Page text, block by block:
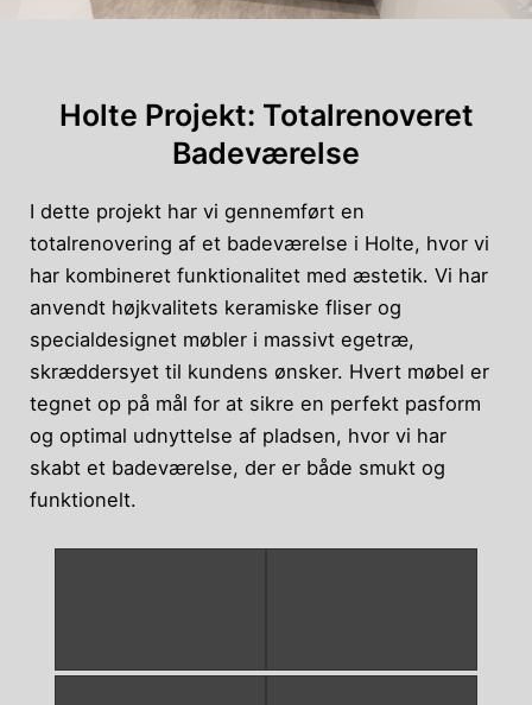
Holte Projekt: Totalrenoveret
Badeværelse
I dette projekt har vi gennemført en
totalrenovering af et badeværelse i Holte, hvor vi
har kombineret funktionalitet med æstetik. Vi har
anvendt højkvalitets keramiske fliser og
specialdesignet møbler i massivt egetræ,
skræddersyet til kundens ønsker. Hvert møbel er
tegnet op på mål for at sikre en perfekt pasform
og optimal udnyttelse af pladsen, hvor vi har
skabt et badeværelse, der er både smukt og
funktionelt.